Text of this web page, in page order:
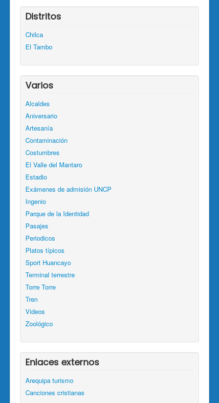
Distritos
Chilca
El Tambo
Varios
Alcaldes
Aniversario
Artesanía
Contaminación
Costumbres
El Valle del Mantaro
Estadio
Exámenes de admisión UNCP
Ingenio
Parque de la Identidad
Pasajes
Periodicos
Platos típicos
Sport Huancayo
Terminal terrestre
Torre Torre
Tren
Videos
Zoológico
Enlaces externos
Arequipa turismo
Canciones cristianas